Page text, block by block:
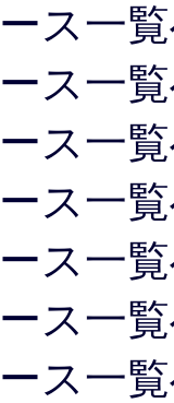
ス一
ス一
ス一
ス一
ス一
ス一
ス一